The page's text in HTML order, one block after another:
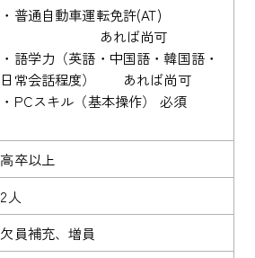
・普通自動車運転免許(AT)
あれば尚可
・語学力（英語・中国語・韓国語・
日常会話程度） あれば尚可
・PCスキル（基本操作） 必須
高卒以上
2人
欠員補充、増員